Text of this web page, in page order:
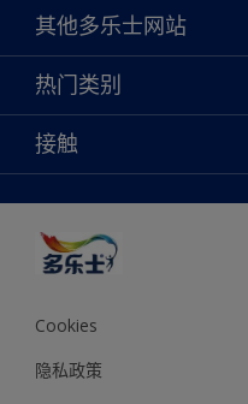
关于我们
联系我们
查找店铺
绿色工厂
其他多乐士网站
焕新服务
多乐士专业
天猫官方旗舰店
抖音官方旗舰店
热门类别
颜色
产品
创意灵感
装修建议
可持续发展
多乐士2025年度色彩 - 金盏黄
接触
颜色准确性
Cookies
隐私政策